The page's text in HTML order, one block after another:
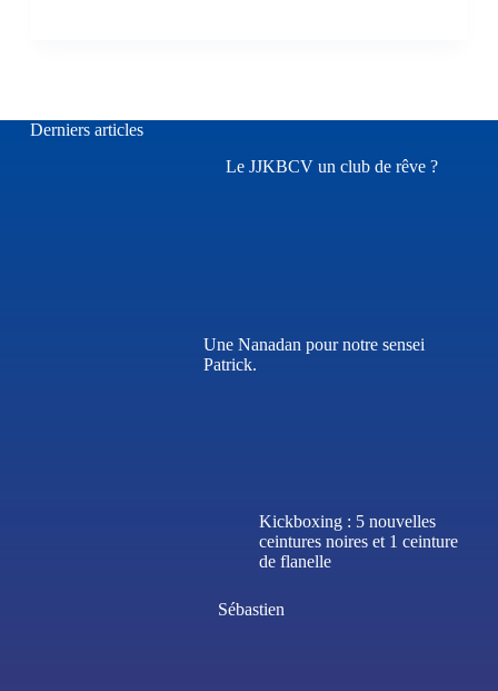
Derniers articles
Le JJKBCV un club de rêve ?
Une Nanadan pour notre sensei
Patrick.
Kickboxing : 5 nouvelles
ceintures noires et 1 ceinture
de flanelle
Sébastien